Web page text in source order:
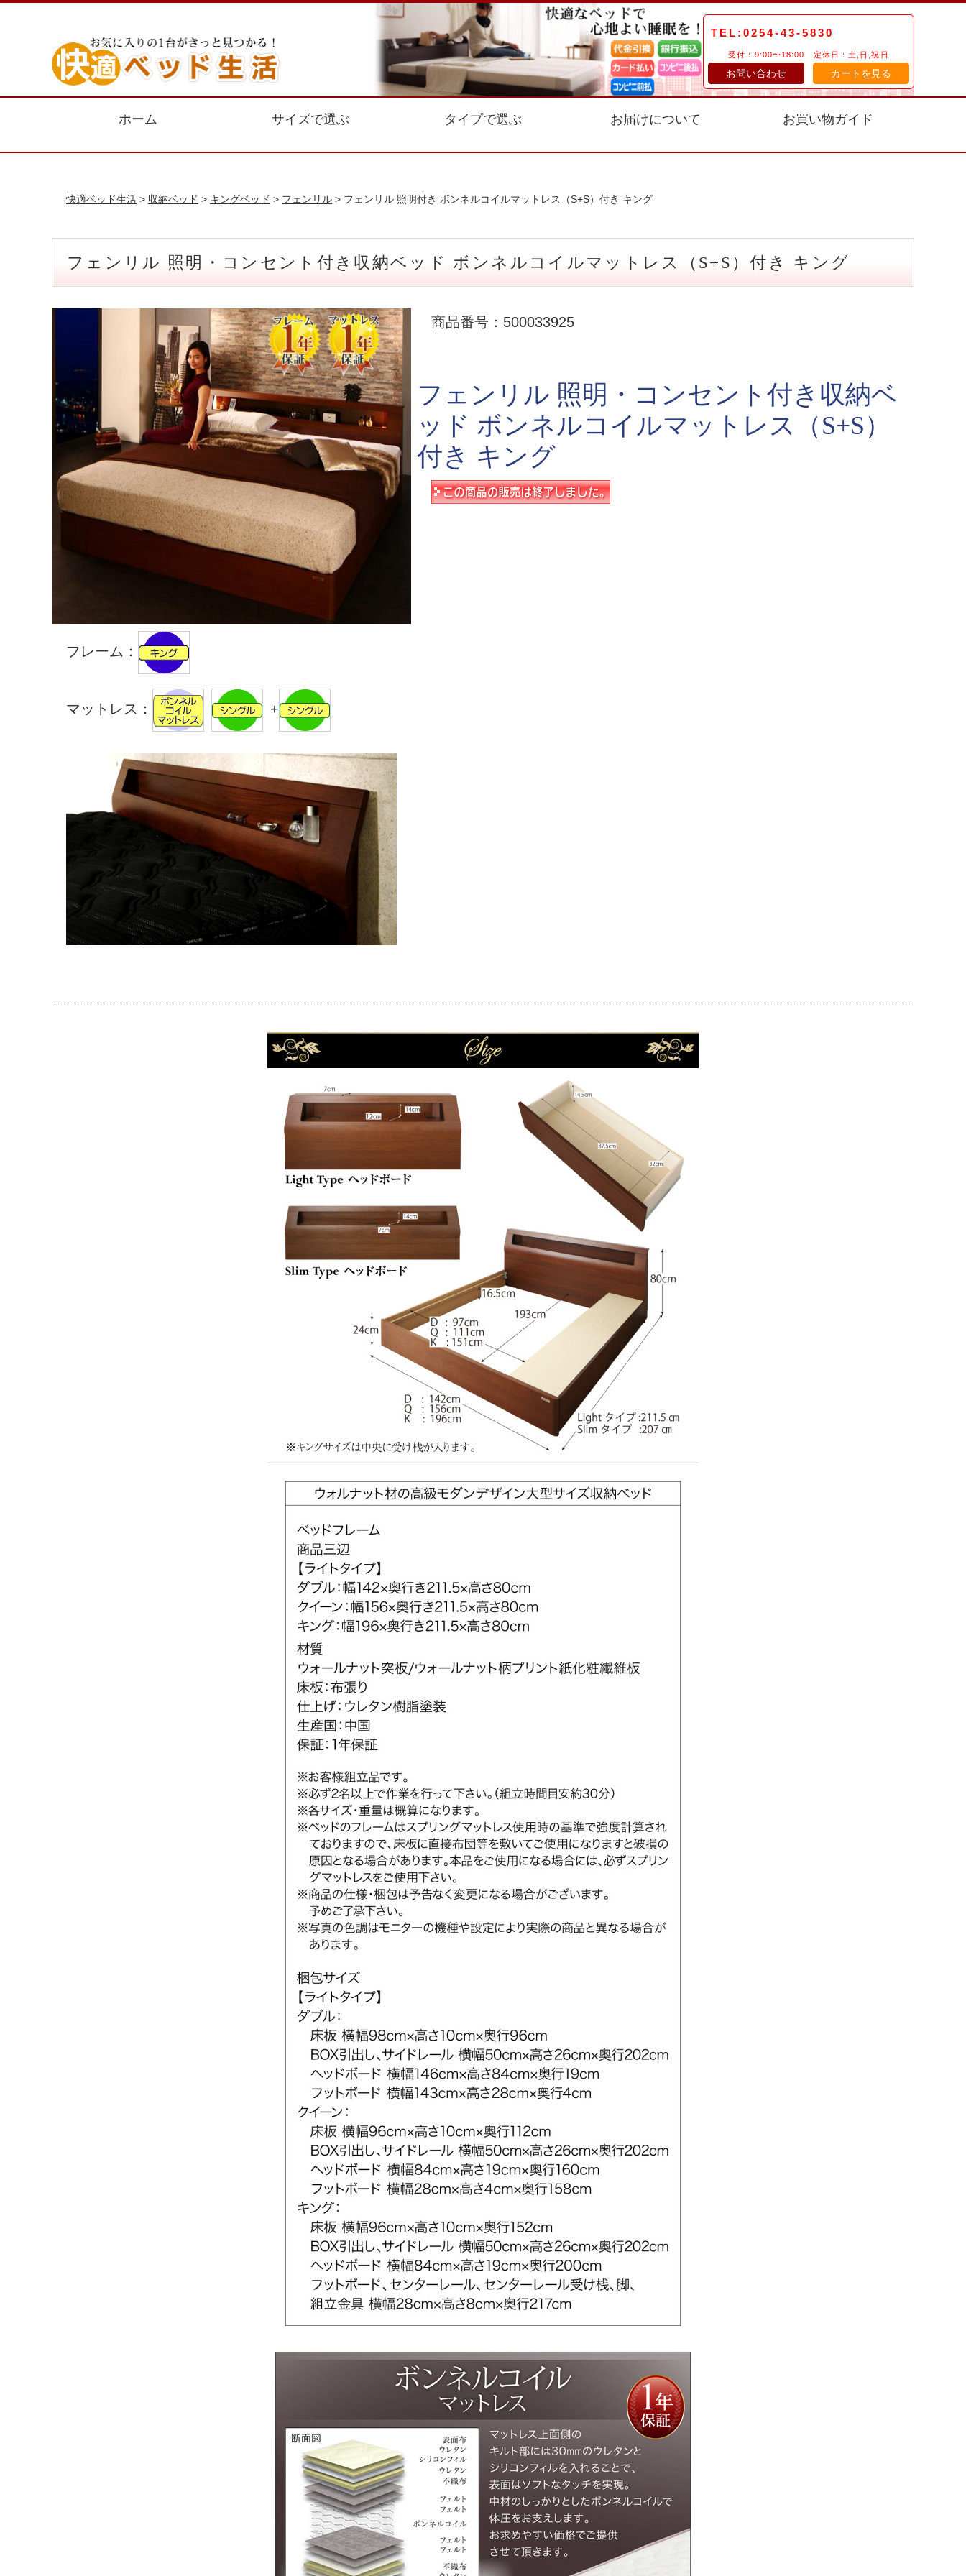
TEL:0254-43-5830
受付：9:00〜18:00 定休日：土,日,祝日
お問い合わせ カートを見る
ホーム サイズで選ぶ タイプで選ぶ お届けについて お買い物ガイド
快適ベッド生活 > 収納ベッド > キングベッド > フェンリル > フェンリル 照明付き ボンネルコイルマットレス（S+S）付き キング
フェンリル 照明・コンセント付き収納ベッド ボンネルコイルマットレス（S+S）付き キング
フレーム：
マットレス： +
商品番号：500033925
フェンリル 照明・コンセント付き収納ベ
ッド ボンネルコイルマットレス（S+S）
付き キング